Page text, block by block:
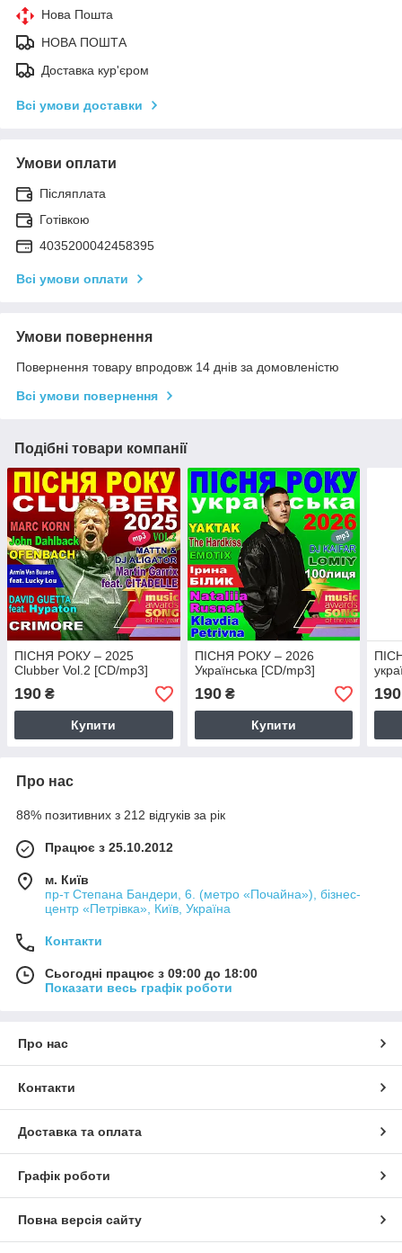
Нова Пошта
НОВА ПОШТА
Доставка кур'єром
Всі умови доставки
Умови оплати
Післяплата
Готівкою
4035200042458395
Всі умови оплати
Умови повернення
Повернення товару впродовж 14 днів за домовленістю
Всі умови повернення
Подібні товари компанії
ПІСНЯ РОКУ – 2025
Clubber Vol.2 [CD/mp3]
190 ₴
Купити
ПІСНЯ РОКУ – 2026
Українська [CD/mp3]
190₴
Купити
190
Про нас
88% позитивних з 212 відгуків за рік
Працює з 25.10.2012
м. Київ
пр-т Степана Бандери, 6. (метро «Почайна»), бізнес-
центр «Петрівка», Київ, Україна
Контакти
Сьогодні працює з 09:00 до 18:00
Показати весь графік роботи
Про нас
Контакти
Доставка та оплата
Графік роботи
Повна версія сайту